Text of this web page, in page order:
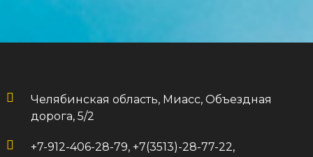
Челябинская область, Миасс, Объездная
дорога, 5/2
+7-912-406-28-79, +7(3513)-28-77-22,